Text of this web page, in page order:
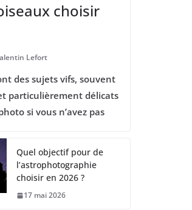
choisir
Lefort
des sujets vifs, souvent
particulièrement délicats
si vous n’avez pas
Quel objectif pour de
l’astrophotographie
choisir en 2026 ?
17 mai 2026